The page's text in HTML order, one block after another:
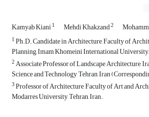
Kamyab Kiani1 Mehdi Khakzand2
1Ph.D. Candidate in Architecture, Faculty of
Planning, Imam Khomeini International
2Associate Professor of Landscape Architecture,
Science and Technology, Tehran, Iran
3Professor of Architecture, Faculty of Art and
Modarres University, Tehran, Iran.